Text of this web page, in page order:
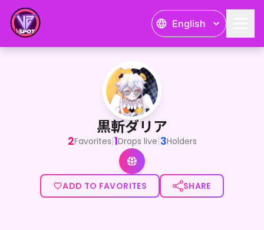
English
黒斬ダリア
黒斬ダリア
2Favorites|1Drops live|3Holders
ADD TO FAVORITES SHARE